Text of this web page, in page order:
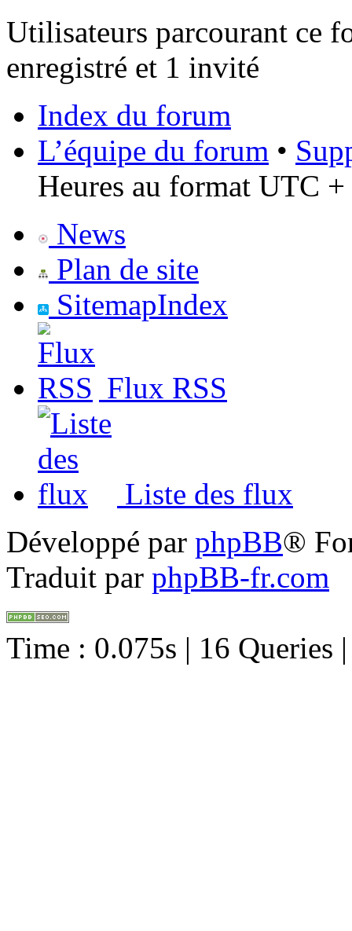
Utilisateurs parcourant ce
enregistré et 1 invité
Index du forum
L’équipe du forum •
Heures au format UTC +
News
Plan de site
SitemapIndex
Flux RSS
Liste des flux
Développé par phpBB®
Traduit par phpBB-fr.com
Time : 0.075s | 16 Queries